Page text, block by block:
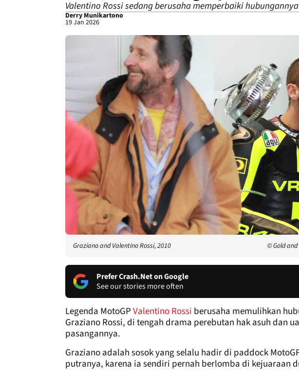
Valentino Rossi sedang berusaha memperbaiki
Derry Munikartono
19 Jan 2026
Graziano and Valentino Rossi, 2010 © Gold and
Prefer Crash.Net on Google
See our stories more often
Legenda MotoGPValentino Rossi berusaha memulihkan
Graziano Rossi, di tengah drama perebutan hak asuh dan
pasangannya.
Graziano adalah sosok yang selalu hadir di paddock
putranya, karena ia sendiri pernah berlomba di kejuaraan